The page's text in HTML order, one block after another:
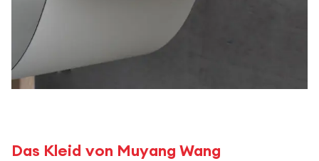
Das Kleid von Muyang Wang